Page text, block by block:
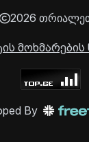
2026
მოხმარების
By